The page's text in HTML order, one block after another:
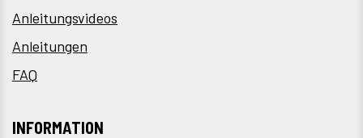
Anleitungsvideos
Anleitungen
FAQ
INFORMATION